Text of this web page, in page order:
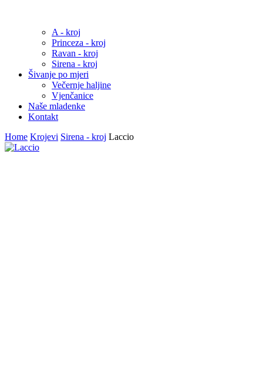
A - kroj
Princeza - kroj
Ravan - kroj
Sirena - kroj
Šivanje po mjeri
Večernje haljine
Vjenčanice
Naše mladenke
Kontakt
Home Krojevi Sirena - kroj Laccio